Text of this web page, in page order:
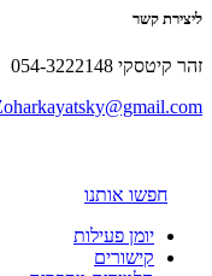
ליצירת קשר
זהר קיטסקי 054-3222148
חפשו אותנו
יומן פעילות
קישורים